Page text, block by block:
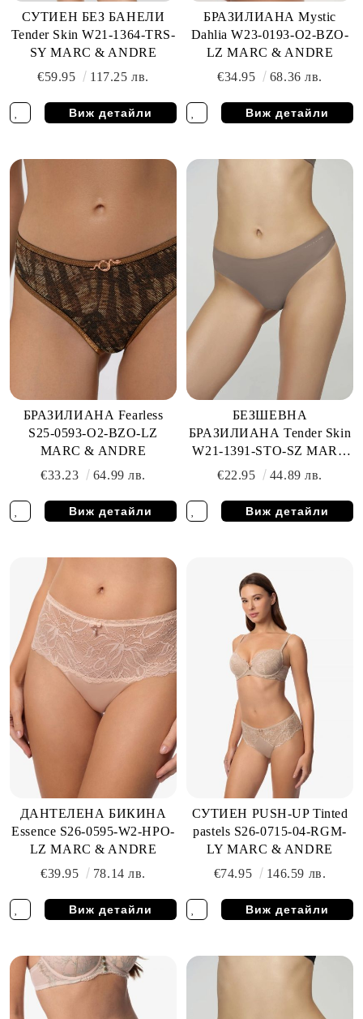
СУТИЕН БЕЗ БАНЕЛИ
Tender Skin W21-1364-TRS-
SY MARC & ANDRE
€59.95
117.25 лв.
Виж детайли
БРАЗИЛИАНА Mystic
Dahlia W23-0193-O2-BZO-
LZ MARC & ANDRE
€34.95
68.36 лв.
Виж детайли
БРАЗИЛИАНА Fearless
S25-0593-O2-BZO-LZ
MARC & ANDRE
€33.23
64.99 лв.
Виж детайли
БЕЗШЕВНА
БРАЗИЛИАНА Tender Skin
W21-1391-STO-SZ MARC
& ANDRE
€22.95 44.89 лв.
Виж детайли
ДАНТЕЛЕНА БИКИНА
Essence S26-0595-W2-HPO-
LZ MARC & ANDRE
€39.95
78.14 лв.
Виж детайли
СУТИЕН PUSH-UP Tinted
pastels S26-0715-04-RGM-
LY MARC & ANDRE
€74.95
146.59 лв.
Виж детайли